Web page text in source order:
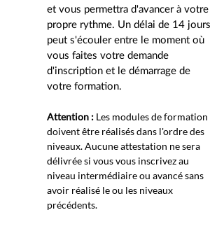
et vous permettra d'avancer à votre
propre rythme. Un délai de 14 jours
peut s'écouler entre le moment où
vous faites votre demande
d'inscription et le démarrage de
votre formation.
Attention : ​ Les modules de formation
doivent être réalisés dans l'ordre des
niveaux. Aucune attestation ne sera
délivrée si vous vous inscrivez au
niveau intermédiaire ou avancé sans
avoir réalisé le ou les niveaux
précédents. ​​​